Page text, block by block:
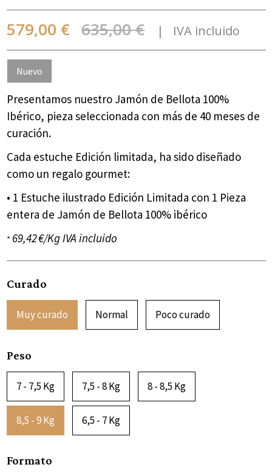
579,00 € 635,00 € IVA incluido
Nuevo
Presentamos nuestro Jamón de Bellota 100%
Ibérico, pieza seleccionada con más de 40 meses de
curación.
Cada estuche Edición limitada, ha sido diseñado
como un regalo gourmet:
• 1 Estuche ilustrado Edición Limitada con 1 Pieza
entera de Jamón de Bellota 100% ibérico
* 69,42 €/Kg IVA incluido
Curado
Muy curado Normal Poco curado
Peso
7 - 7,5 Kg 7,5 - 8 Kg 8 - 8,5 Kg
8,5 - 9 Kg 6,5 - 7 Kg
Formato